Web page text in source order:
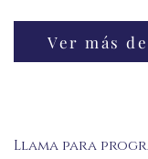
Ver más
Llama para